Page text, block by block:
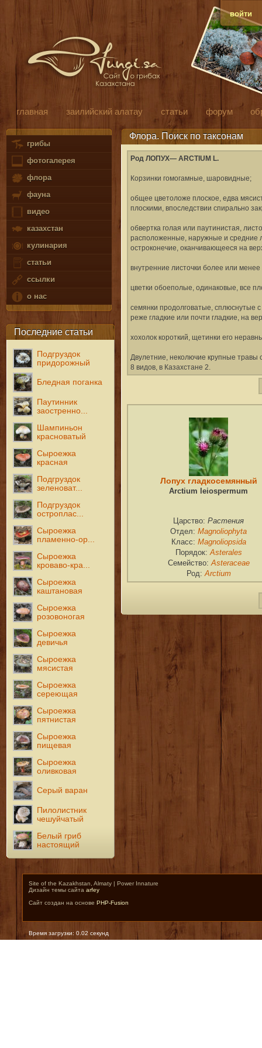
войти
главная заилийский алатау статьи форум
грибы
фотогалерея
флора
фауна
видео
казахстан
кулинария
статьи
ссылки
о нас
Последние статьи
Подгруздок
придорожный
Бледная поганка
Паутинник
заостренно...
Шампиньон
красноватый
Сыроежка
красная
Подгруздок
зеленоват...
Подгруздок
остроплас...
Сыроежка
пламенно-ор...
Сыроежка
кроваво-кра...
Сыроежка
каштановая
Сыроежка
розовоногая
Сыроежка
девичья
Сыроежка
мясистая
Сыроежка
сереющая
Сыроежка
пятнистая
Сыроежка
пищевая
Сыроежка
оливковая
Серый варан
Пилолистник
чешуйчатый
Белый гриб
настоящий
Флора. Поиск по таксонам
Род ЛОПУХ— ARCTIUM L.
Корзинки гомогамные, шаровидные;
общее цветоложе плоское, едва
плоскими, впоследствии спирально
обвертка голая или паутинистая,
расположенные, наружные и средние
остроконечие, оканчивающееся на
внутренние листочки более или
цветки обоеполые, одинаковые, все
семянки продолговатые, сплюснутые
реже гладкие или почти гладкие, на
хохолок короткий, щетинки его
Двулетние, неколючие крупные
8 видов, в Казахстане 2.
Лопух гладкосемянный
Arctium leiospermum
Царство: Растения
Отдел: Magnoliophyta
Класс: Magnoliopsida
Порядок:Asterales
Семейство:Asteraceae
Род:Arctium
Site of the Kazakhstan, Almaty | Power Innature
Дизайн темы сайта arfey
Сайт создан на основе PHP-Fusion
Время загрузки: 0.02 секунд